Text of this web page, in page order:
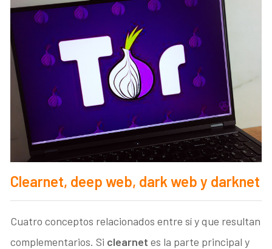
Clearnet, deep web, dark web y darknet
Cuatro conceptos relacionados entre sí y que resultan
complementarios. Si clearnet es la parte principal y